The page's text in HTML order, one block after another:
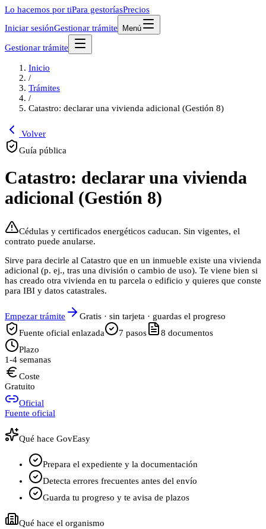
Lo hacemos por tiPara gestoríasPrecios
Iniciar sesiónGestionar trámite Menú
Gestionar trámite
Inicio
/
Trámites
/
Catastro: declarar una vivienda adicional (Gestión 8)
Volver
Guía pública
Catastro: declarar una vivienda
adicional (Gestión 8)
Cédulas y certificados energéticos caducan. Sin vigentes, el
contrato puede anularse.
Sirve para decirle al Catastro que en un inmueble existe una vivienda
adicional (p. ej., tras una división o cambio de uso). Te viene bien si
has creado otra vivienda en tu parcela o edificio y quieres que conste
para IBI y datos catastrales.
Empezar trámite
Gratis · sin tarjeta · guardas el progreso
Fuente oficial enlazada
7 pasos 8 documentos
Plazo
1-4 semanas
Coste
Gratuito
Oficial
Fuente oficial
Qué hace GovEasy
Prepara el expediente y la documentación
Detecta errores frecuentes antes del envío
Guarda tu progreso y te avisa de plazos
Qué hace el organismo